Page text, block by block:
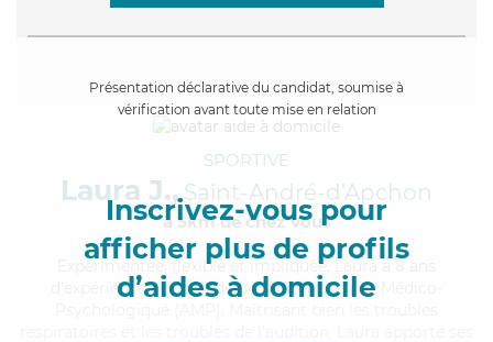
Présentation déclarative du candidat, soumise à
vérification avant toute mise en relation
Inscrivez-vous pour
afficher plus de profils
d’aides à domicile
SPORTIVE
Laura J., Saint-André-d'Apchon
à 5km de chez Vous
, flexible et impliquée, Laura a 8 ans
d'expérience et possède un diplôme d'Aide Médico-